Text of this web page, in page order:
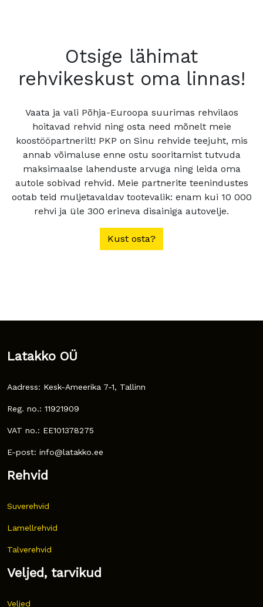
Otsige lähimat
rehvikeskust oma linnas!
Vaata ja vali Põhja-Euroopa suurimas rehvilaos
hoitavad rehvid ning osta need mõnelt meie
koostööpartnerilt! PKP on Sinu rehvide teejuht, mis
annab võimaluse enne ostu sooritamist tutvuda
maksimaalse lahenduste arvuga ning leida oma
autole sobivad rehvid. Meie partnerite teenindustes
ootab teid muljetavaldav tootevalik: enam kui 10 000
rehvi ja üle 300 erineva disainiga autovelje.
Kust osta?
Latakko OÜ
Aadress: Kesk-Ameerika 7-1, Tallinn
Reg. no.: 11921909
VAT no.: EE101378275
E-post: info@latakko.ee
Rehvid
Suverehvid
Lamellrehvid
Talverehvid
Veljed, tarvikud
Veljed